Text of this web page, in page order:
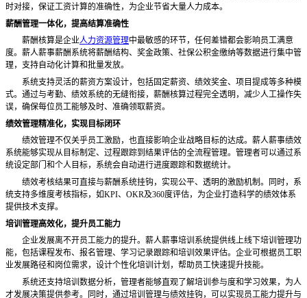
时对接，保证工资计算的准确性，为企业节省大量人力成本。
薪酬管理一体化，提高结算准确性
薪酬核算是企业人力资源管理中最敏感的环节，任何差错都会影响员工满意
度。薪人薪事薪酬系统将薪酬结构、奖金政策、社保公积金缴纳等数据进行集中管
理，支持自动化计算和批量发放。
系统支持灵活的薪资方案设计，包括固定薪资、绩效奖金、项目提成等多种模
式。通过与考勤、绩效系统的无缝衔接，薪酬核算过程完全透明，减少人工操作失
误，确保每位员工能够及时、准确领取薪资。
绩效管理精准化，实现目标闭环
绩效管理不仅关乎员工激励，也直接影响企业战略目标的达成。薪人薪事绩效
系统能够实现从目标制定、过程跟踪到结果评估的全流程管理。管理者可以通过系
统设定部门和个人目标，系统会自动进行进度跟踪和数据统计。
绩效考核结果可直接与薪酬系统挂钩，实现公平、透明的激励机制。同时，系
统支持多维度考核指标，如KPI、OKR及360度评估，为企业打造科学的绩效体系
提供技术支撑。
培训管理高效化，提升员工能力
企业发展离不开员工能力的提升。薪人薪事培训系统提供线上线下培训管理功
能，包括课程发布、报名管理、学习记录跟踪和培训效果评估。企业可根据员工职
业发展路径和岗位需求，设计个性化培训计划，帮助员工快速提升技能。
系统还支持培训数据分析，管理者能够直观了解培训参与度和学习效果，为人
才发展决策提供参考。同时，通过培训管理与绩效挂钩，可以实现员工能力提升与